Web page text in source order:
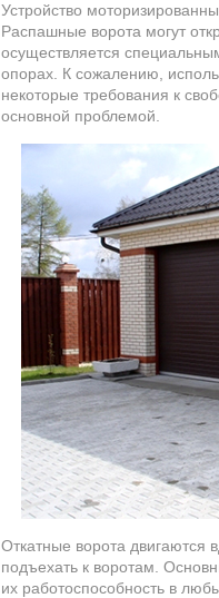
Устройство
Распашные ворота могут
осуществляется
опорах. К сожалению,
некоторые требования к
основной проблемой.
Откатные ворота двигаются
подъехать к воротам.
их работоспособность в